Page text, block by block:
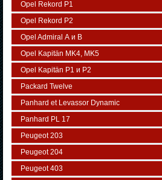
Opel Rekord P1
Opel Rekord P2
Opel Admiral А и В
Opel Kapitän MK4, MK5
Opel Kapitän P1 и P2
Packard Twelve
Panhard et Levassor Dynamic
Panhard PL 17
Peugeot 203
Peugeot 204
Peugeot 403